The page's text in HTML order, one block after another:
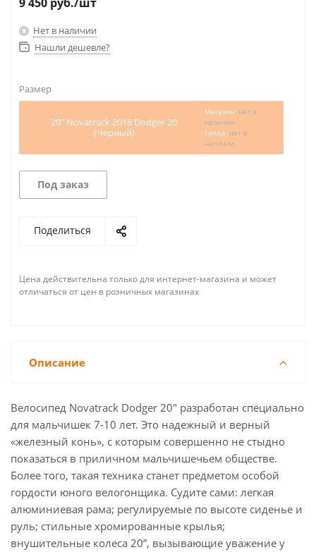
Нет в наличии
Нашли дешевле?
Размер
20" Novatrack 2018 Dodger 20
(Черный)
Магазин: нет в
наличии
Склад: нет в
наличии
Под заказ
Поделиться
Цена действительна только для интернет-магазина и может
отличаться от цен в розничных магазинах
Описание
Велосипед Novatrack Dodger 20" разработан специально
для мальчишек 7-10 лет. Это надежный и верный
«железный конь», с которым совершенно не стыдно
показаться в приличном мальчишечьем обществе.
Более того, такая техника станет предметом особой
гордости юного велогонщика. Судите сами: легкая
алюминиевая рама; регулируемые по высоте сиденье и
руль; стильные хромированные крылья;
внушительные колеса 20”, вызывающие уважение у